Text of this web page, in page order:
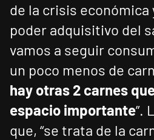
de la crisis económica
poder adquisitivo del
vamos a seguir
un poco menos de
hay otras 2 carnes
espacio importante”.
que, “se trata de la